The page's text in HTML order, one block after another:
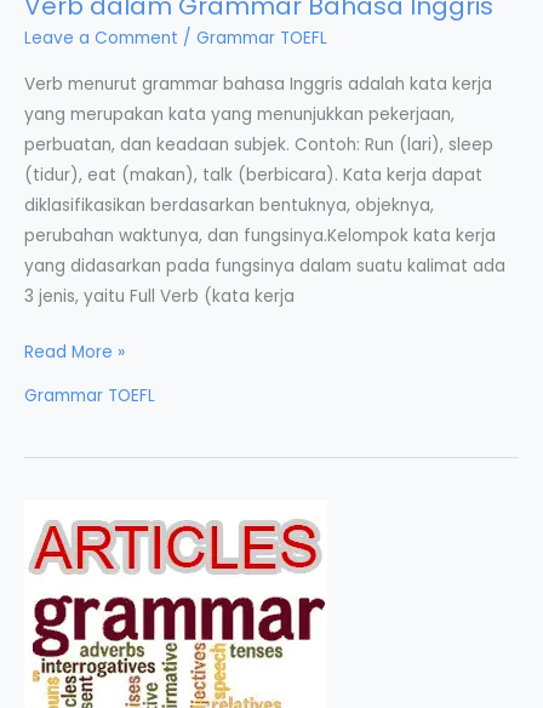
Leave a Comment / Grammar TOEFL
Verb menurut grammar bahasa Inggris adalah kata kerja
yang merupakan kata yang menunjukkan pekerjaan,
perbuatan, dan keadaan subjek. Contoh: Run (lari), sleep
(tidur), eat (makan), talk (berbicara). Kata kerja dapat
diklasifikasikan berdasarkan bentuknya, objeknya,
perubahan waktunya, dan fungsinya.Kelompok kata kerja
yang didasarkan pada fungsinya dalam suatu kalimat ada
3 jenis, yaitu Full Verb (kata kerja
Verb
Read More »
Grammar TOEFL